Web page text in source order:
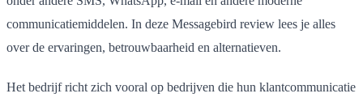
communicatiemiddelen. In deze Messagebird review lees je alles
over de ervaringen, betrouwbaarheid en alternatieven.
Het bedrijf richt zich vooral op bedrijven die hun klantcommunicatie